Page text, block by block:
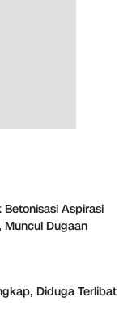
Aspirasi
Muncul Dugaan
Diduga Terlibat